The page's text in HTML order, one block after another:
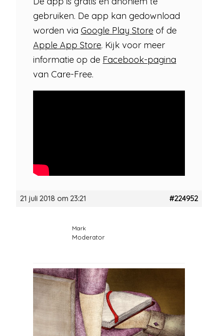
gebruiken. De app kan gedownload
worden viaGoogle Play Store of de
Apple App Store. Kijk voor meer
informatie op de Facebook-pagina
van Care-Free.
21 juli 2018 om 23:21 #224952
Mark
Moderator